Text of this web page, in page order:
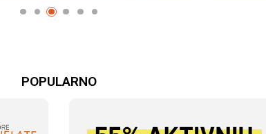
POPULARNO